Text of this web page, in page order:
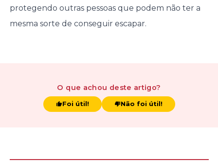
protegendo outras pessoas que podem não ter a
mesma sorte de conseguir escapar.
O que achou deste artigo?
Foi útil! Não foi útil!